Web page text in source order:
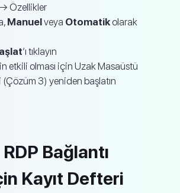
→ Özellikler
Manuelveya Otomatikolarak
‘ı tıklayın
etkili olması için Uzak Masaüstü
(Çözüm 3) yeniden başlatın
Bağlantı
Kayıt Defteri